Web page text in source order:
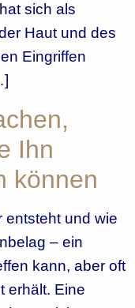
sich als
Haut und des
Eingriffen
Ihn
können
entsteht und wie
– ein
kann, aber oft
erhält. Eine